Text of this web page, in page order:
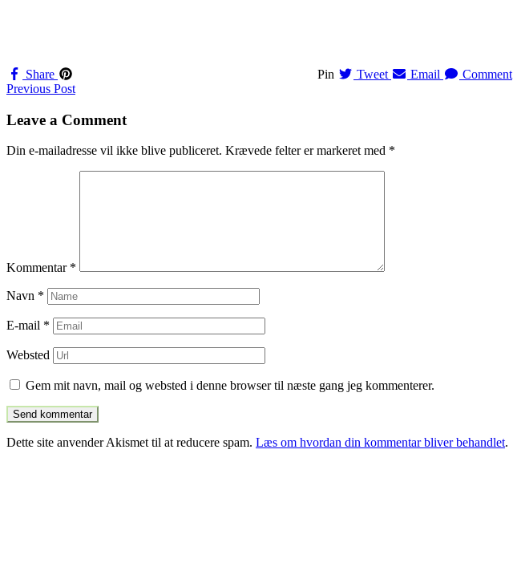
Share Pin Tweet Email Comment
Navigation
til
Previous Post
Leave a Comment
Din e-mailadresse vil ikke blive publiceret. Krævede felter er markeret med *
Kommentar *
Navn *
E-mail *
Websted
Gem mit navn, mail og websted i denne browser til næste gang jeg kommenterer.
Dette site anvender Akismet til at reducere spam. Læs om hvordan din kommentar bliver behandlet.